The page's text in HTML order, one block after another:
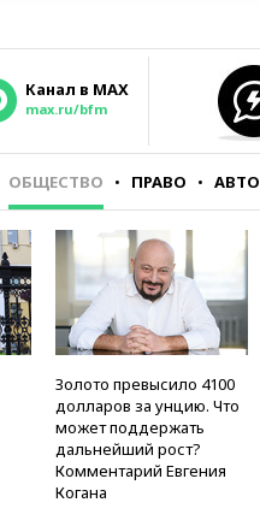
Канал в MAX
max.ru/bfm
ОБЩЕСТВО ПРАВО АВТО
Золото превысило 4100
долларов за унцию. Что
может поддержать
дальнейший рост?
Комментарий Евгения
Когана